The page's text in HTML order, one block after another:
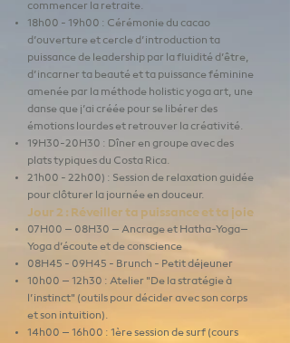
commencer la retraite.
18h00 - 19h00 : Cérémonie du cacao
d’ouverture et cercle d’introduction ta
puissance de leadership par la fluidité d’être,
d’incarner ta beauté et ta puissance féminine
amenée par la méthode holistic yoga art, une
danse que j’ai créée pour se libérer des
émotions lourdes et retrouver la créativité.
19H30-20H30 : Dîner en groupe avec des
plats typiques du Costa Rica.
21h00 - 22h00) : Session de relaxation guidée
pour clôturer la journée en douceur.
Jour 2 : Réveiller ta puissance et ta joie
07H00 – 08H30 – Ancrage et Hatha-Yoga–
Yoga d’écoute et de conscience
08H45 - 09H45 - Brunch - Petit déjeuner
10h00 – 12h30 : Atelier "De la stratégie à
l’instinct" (outils pour décider avec son corps
et son intuition).
14h00 – 16h00 : 1ère session de surf (cours